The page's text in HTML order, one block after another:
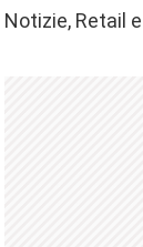
Notizie, Retail